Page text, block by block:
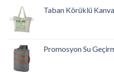
Taban Körüklü
Promosyon Su